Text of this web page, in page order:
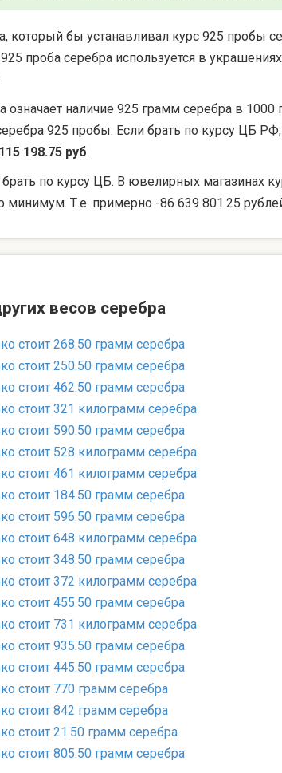
который бы устанавливал курс 925 пробы
проба серебра используется в
означает наличие 925 грамм серебра в
925 пробы. Если брать по курсу ЦБ
198.75 руб.
брать по курсу ЦБ. В ювелирных магазинах
минимум. Т.е. примерно -86 639 801.25
весов серебра
стоит 268.50 грамм серебра
стоит 250.50 грамм серебра
стоит 462.50 грамм серебра
стоит 321 килограмм серебра
стоит 590.50 грамм серебра
стоит 528 килограмм серебра
стоит 461 килограмм серебра
стоит 184.50 грамм серебра
стоит 596.50 грамм серебра
стоит 648 килограмм серебра
стоит 348.50 грамм серебра
стоит 372 килограмм серебра
стоит 455.50 грамм серебра
стоит 731 килограмм серебра
стоит 935.50 грамм серебра
стоит 445.50 грамм серебра
стоит 770 грамм серебра
стоит 842 грамм серебра
стоит 21.50 грамм серебра
стоит 805.50 грамм серебра